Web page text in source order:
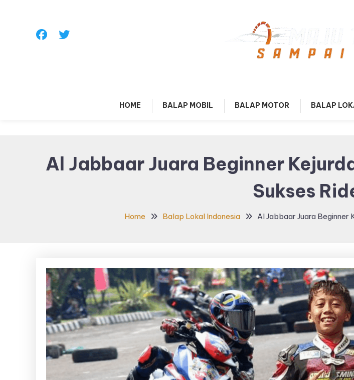
Maju Terus99
HOME BALAP MOBIL BALAP MOTOR BALAP
Al Jabbaar Juara Beginner
Sukses
Home Balap Lokal Indonesia Al Jabbaar Juara Beginner